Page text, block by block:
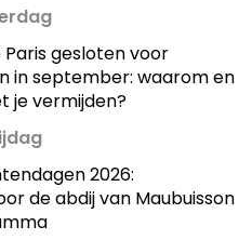
gesloten voor
in september: waarom en
je vermijden?
2026:
de abdij van Maubuisson